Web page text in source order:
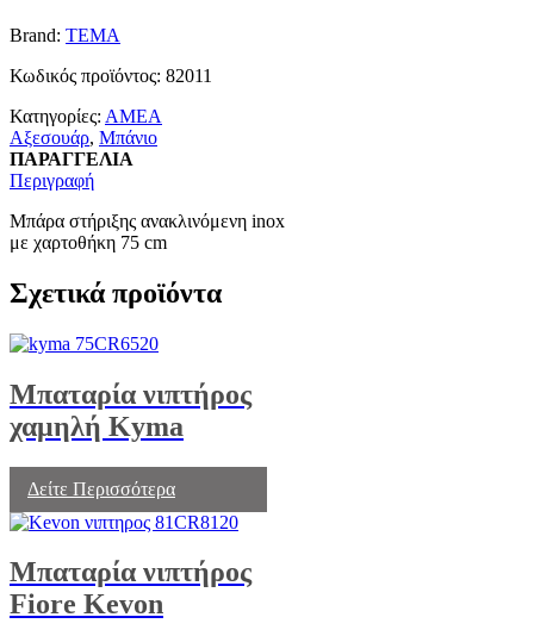
Brand: TEMA
Κωδικός προϊόντος: 82011
Κατηγορίες: ΑΜΕΑ
Αξεσουάρ, Μπάνιο
ΠΑΡΑΓΓΕΛΙΑ
Περιγραφή
Μπάρα στήριξης ανακλινόμενη inox
με χαρτοθήκη 75 cm
Σχετικά προϊόντα
Μπαταρία νιπτήρος
χαμηλή Kyma
Δείτε Περισσότερα
Μπαταρία νιπτήρος
Fiore Kevon